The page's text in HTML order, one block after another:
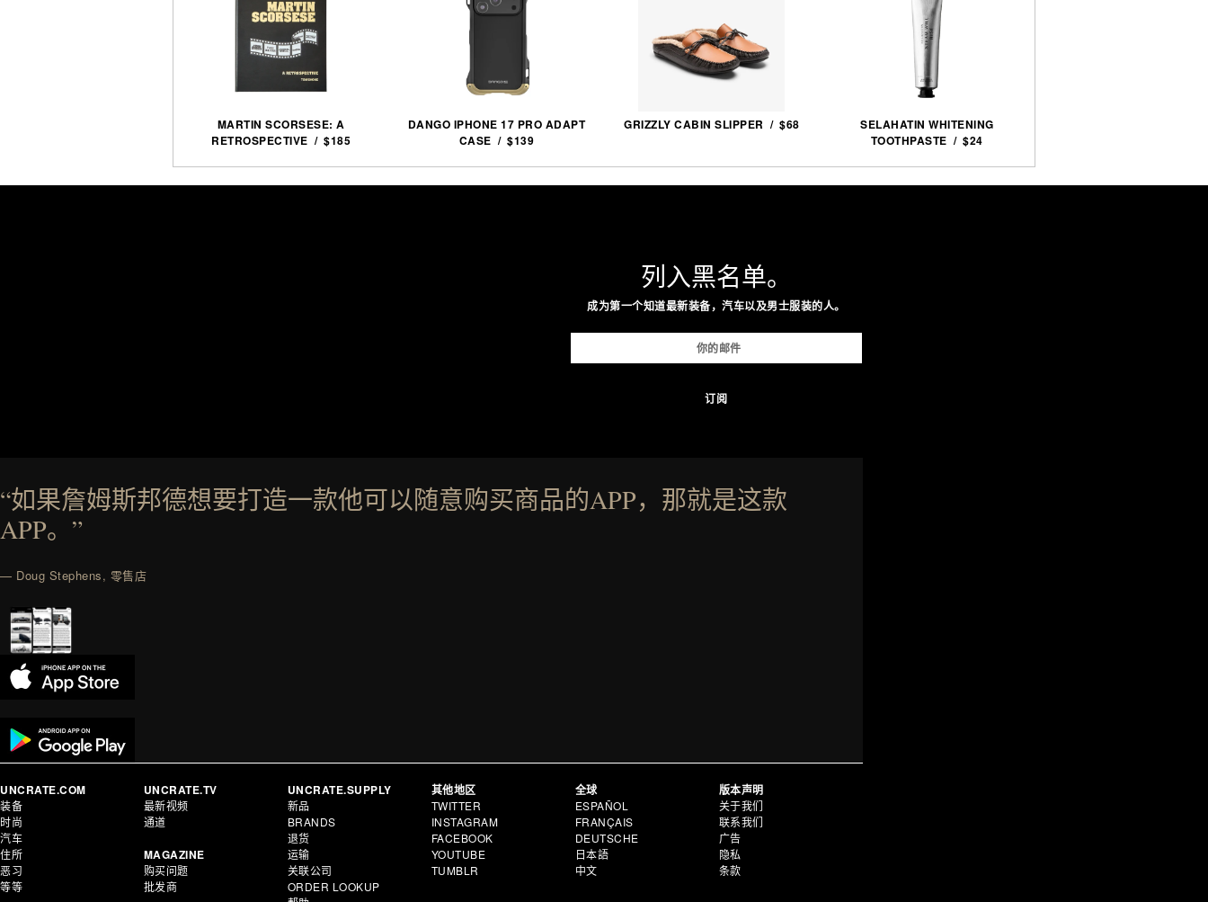
MARTIN SCORSESE: A
RETROSPECTIVE / $185
DANGO IPHONE 17 PRO ADAPT
CASE / $139
GRIZZLY CABIN SLIPPER / $68
SELAHATIN WHITENING
TOOTHPASTE / $24
列入黑名单。
成为第一个知道最新装备，汽车以及男士服装的人。
“如果詹姆斯邦德想要打造一款他可以随意购买商品的APP，那就是这款
APP。”
— Doug Stephens, 零售店
UNCRATE.COM
装备
时尚
汽车
住所
恶习
等等
UNCRATE.TV
最新视频
通道
MAGAZINE
购买问题
批发商
UNCRATE.SUPPLY
新品
BRANDS
退货
运输
关联公司
ORDER LOOKUP
其他地区
TWITTER
INSTAGRAM
FACEBOOK
YOUTUBE
TUMBLR
全球
ESPAÑOL
FRANÇAIS
DEUTSCHE
日本語
中文
版本声明
关于我们
联系我们
广告
隐私
条款